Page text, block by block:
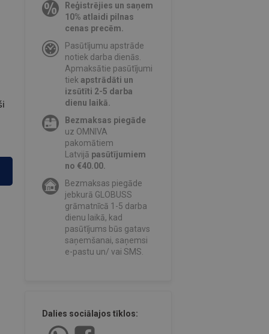
Reģistrējies un saņem
10% atlaidi pilnas
cenas precēm.
Pasūtījumu apstrāde
notiek darba dienās.
Apmaksātie pasūtījumi
tiekapstrādāti un
izsūtīti 2-5 darba
dienu laikā.
Bezmaksas piegāde
uz OMNIVA
pakomātiem
Latvijā pasūtījumiem
no €40.00.
Bezmaksas piegāde
jebkurā GLOBUSS
grāmatnīcā 1-5 darba
dienu laikā, kad
pasūtījums būs gatavs
saņemšanai, saņemsi
e-pastu un/ vai SMS.
Dalies sociālajos tīklos: